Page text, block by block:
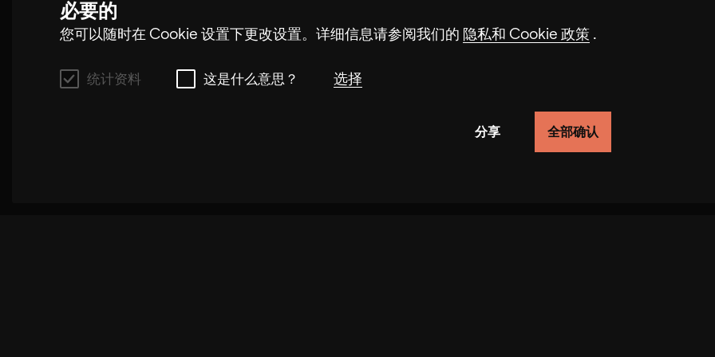
必要的
您可以随时在 Cookie 设置下更改设置。详细信息请参阅我们的 隐私和 Cookie 政策 .
统计资料 这是什么意思？ 选择
分享 全部确认